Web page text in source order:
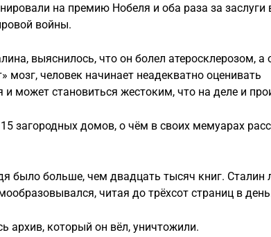
на премию Нобеля и оба раза за заслуги
войны.
выяснилось, что он болел атеросклерозом, а
мозг, человек начинает неадекватно оценивать
может становиться жестоким, что на деле и
загородных домов, о чём в своих мемуарах
было больше, чем двадцать тысяч книг. Сталин
читая до трёхсот страниц в
архив, который он вёл, уничтожили.